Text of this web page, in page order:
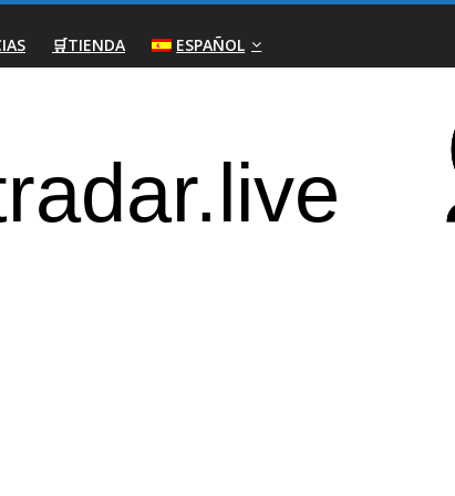
🛒TIENDA ESPAÑOL